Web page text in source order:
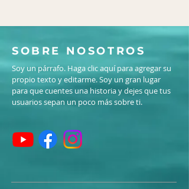
SOBRE NOSOTROS
Soy un párrafo. Haga clic aquí para agregar su
propio texto y editarme. Soy un gran lugar
para que cuentes una historia y dejes que tus
usuarios sepan un poco más sobre ti.